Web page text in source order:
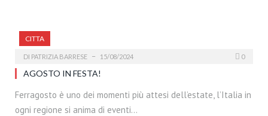
CITTA
DI PATRIZIA BARRESE 15/08/2024 0
AGOSTO IN FESTA!
Ferragosto è uno dei momenti più attesi dell’estate, l’Italia in
ogni regione si anima di eventi…